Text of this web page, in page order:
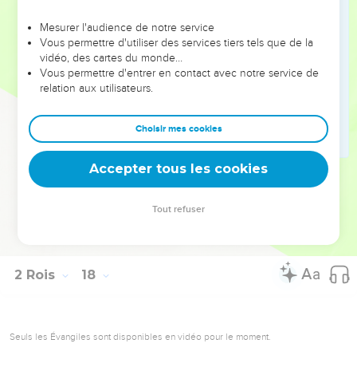
prescriptions, les règles, la loi et les commandements qu'il a
écrits pour vous, et vous ne craindrez pas d'autres dieux.
Vous n'oublierez pas l'alliance que j'ai faite avec vous et
vous ne craindrez pas d'autres dieux.
Mais c'est l'Eternel, votre Dieu, que vous craindrez, et lui,
il vous délivrera de tous vos ennemis. »
Ils n'ont pas écouté, ils ont suivi leurs premières
coutumes.
Ces nations craignaient l'Eternel tout en servant leurs
2 Rois 18
Seuls les Évangiles sont disponibles en vidéo pour le moment.
Mesurer l'audience de notre service
Vous permettre d'utiliser des services tiers tels que de la
vidéo, des cartes du monde…
Vous permettre d'entrer en contact avec notre service de
relation aux utilisateurs.
Choisir mes cookies
Accepter tous les cookies
Tout refuser